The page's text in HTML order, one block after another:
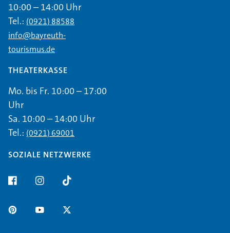
10:00 – 14:00 Uhr
Tel.: (0921) 88588
info@bayreuth-
tourismus.de
THEATERKASSE
Mo. bis Fr. 10:00 – 17:00
Uhr
Sa. 10:00 – 14:00 Uhr
Tel.: (0921) 69001
SOZIALE NETZWERKE